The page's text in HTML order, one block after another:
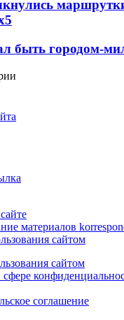
5
быть городом-
материалов
сайтом
сайтом
соглашение